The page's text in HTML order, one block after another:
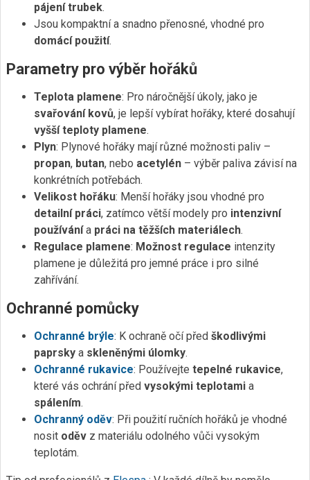
pájení trubek.
Jsou kompaktní a snadno přenosné, vhodné pro
domácí použití.
Parametry pro výběr hořáků
Teplota plamene: Pro náročnější úkoly, jako je
svařování kovů, je lepší vybírat hořáky, které dosahují
vyšší teploty plamene.
Plyn: Plynové hořáky mají různé možnosti paliv –
propan, butan, nebo acetylén – výběr paliva závisí na
konkrétních potřebách.
Velikost hořáku: Menší hořáky jsou vhodné pro
detailní práci, zatímco větší modely pro intenzivní
používánía práci na těžších materiálech.
Regulace plamene: Možnost regulace intenzity
plamene je důležitá pro jemné práce i pro silné
zahřívání.
Ochranné pomůcky
Ochranné brýle: K ochraně očí před škodlivými
paprsky a skleněnými úlomky.
Ochranné rukavice: Používejte tepelné rukavice,
které vás ochrání před vysokými teplotami a
spálením.
Ochranný oděv: Při použití ručních hořáků je vhodné
nosit oděv z materiálu odolného vůči vysokým
teplotám.